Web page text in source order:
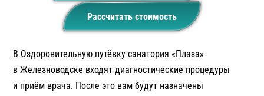
Рассчитать стоимость
В Оздоровительную путёвку санатория «Плаза»
в Железноводске входят диагностические процедуры
и приём врача. После это вам будут назначены